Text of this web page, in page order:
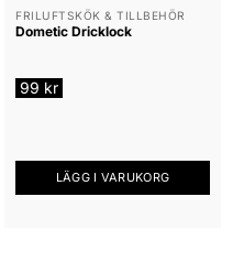
FRILUFTSKÖK & TILLBEHÖR
Dometic Dricklock
99 kr
LÄGG I VARUKORG